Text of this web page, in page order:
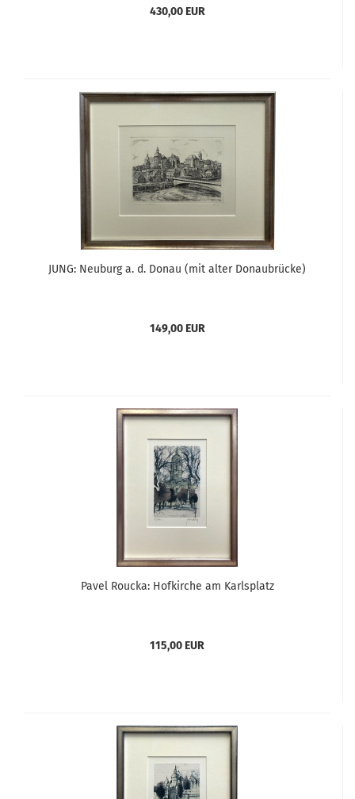
430,00 EUR
JUNG: Neuburg a. d. Donau (mit alter Donaubrücke)
149,00 EUR
Pavel Roucka: Hofkirche am Karlsplatz
115,00 EUR